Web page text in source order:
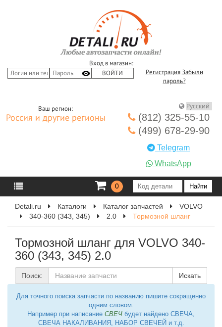
Вход в магазин:
Регистрация Забыли
пароль?
Ваш регион:
Россия и другие регионы
(812) 325-55-10
(499) 678-29-90
Telegram
WhatsApp
0
Detali.ru Каталоги Каталог запчастей
VOLVO
340-360 (343, 345)
2.0 Тормозной шланг
Тормозной шланг для VOLVO 340-
360 (343, 345) 2.0
Поиск: Искать
Для точного поиска запчасти по названию пишите сокращенно
одним словом.
Например при написание СВЕЧ будет найдено СВЕЧА,
СВЕЧА НАКАЛИВАНИЯ, НАБОР СВЕЧЕЙ и т.д.